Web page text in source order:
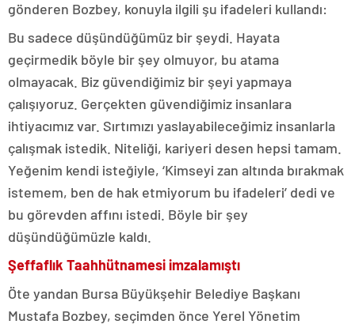
gönderen Bozbey, konuyla ilgili şu ifadeleri kullandı:
Bu sadece düşündüğümüz bir şeydi. Hayata
geçirmedik böyle bir şey olmuyor, bu atama
olmayacak. Biz güvendiğimiz bir şeyi yapmaya
çalışıyoruz. Gerçekten güvendiğimiz insanlara
ihtiyacımız var. Sırtımızı yaslayabileceğimiz insanlarla
çalışmak istedik. Niteliği, kariyeri desen hepsi tamam.
Yeğenim kendi isteğiyle, ‘Kimseyi zan altında bırakmak
istemem, ben de hak etmiyorum bu ifadeleri’ dedi ve
bu görevden affını istedi. Böyle bir şey
düşündüğümüzle kaldı.
Şeffaflık Taahhütnamesi imzalamıştı
Öte yandan Bursa Büyükşehir Belediye Başkanı
Mustafa Bozbey, seçimden önce Yerel Yönetim